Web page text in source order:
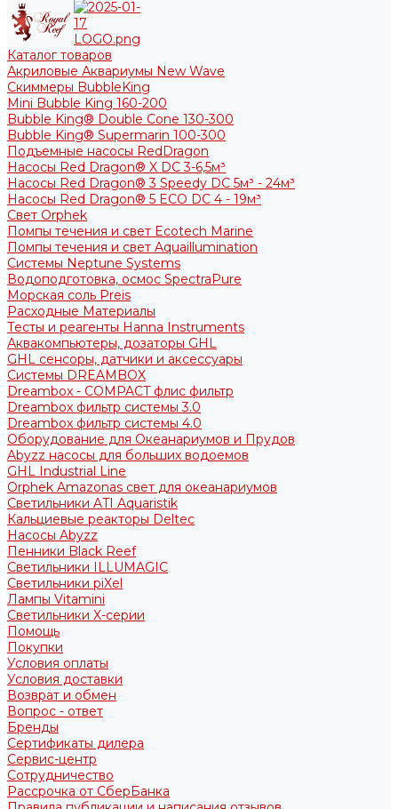
Каталог товаров
Акриловые Аквариумы New Wave
Скиммеры BubbleKing
Mini Bubble King 160-200
Bubble King® Double Cone 130-300
Bubble King® Supermarin 100-300
Подъемные насосы RedDragon
Насосы Red Dragon® X DC 3-6,5м³
Насосы Red Dragon® 3 Speedy DC 5м³ - 24м³
Насосы Red Dragon® 5 ECO DC 4 - 19м³
Свет Orphek
Помпы течения и свет Ecotech Marine
Помпы течения и свет Aquaillumination
Системы Neptune Systems
Водоподготовка, осмос SpectraPure
Морская соль Preis
Расходные Материалы
Тесты и реагенты Hanna Instruments
Аквакомпьютеры, дозаторы GHL
GHL сенсоры, датчики и аксессуары
Системы DREAMBOX
Dreambox - COMPACT флис фильтр
Dreambox фильтр системы 3.0
Dreambox фильтр системы 4.0
Оборудование для Океанариумов и Прудов
Abyzz насосы для больших водоемов
GHL Industrial Line
Orphek Amazonas свет для океанариумов
Светильники ATI Aquaristik
Кальциевые реакторы Deltec
Насосы Abyzz
Пенники Black Reef
Светильники ILLUMAGIC
Светильники piXel
Лампы Vitamini
Светильники X-серии
Помощь
Покупки
Условия оплаты
Условия доставки
Возврат и обмен
Вопрос - ответ
Бренды
Сертификаты дилера
Сервис-центр
Сотрудничество
Рассрочка от СберБанка